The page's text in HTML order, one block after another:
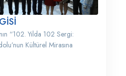
“102. Yılda 102 Sergi:
Kültürel Mirasına